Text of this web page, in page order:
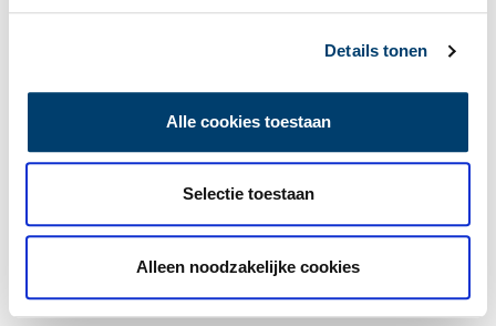
Details tonen
Alle cookies toestaan
Selectie toestaan
Alleen noodzakelijke cookies